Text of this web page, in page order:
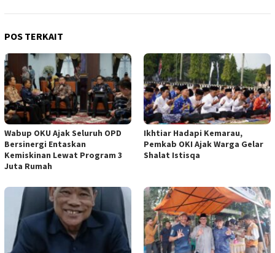
POS TERKAIT
Wabup OKU Ajak Seluruh OPD
Bersinergi Entaskan
Kemiskinan Lewat Program 3
Juta Rumah
Ikhtiar Hadapi Kemarau,
Pemkab OKI Ajak Warga Gelar
Shalat Istisqa